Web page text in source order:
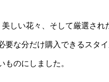
しい花々、そして厳選され
要な分だけ購入できるスタ
のにしました​​。